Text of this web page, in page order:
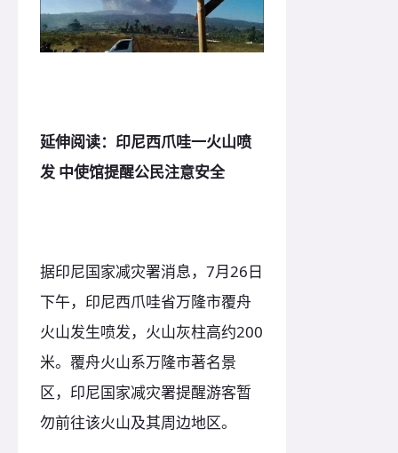
延伸阅读：印尼西爪哇一火山喷
发 中使馆提醒公民注意安全
据印尼国家减灾署消息，7月26日
下午，印尼西爪哇省万隆市覆舟
火山发生喷发，火山灰柱高约200
米。覆舟火山系万隆市著名景
区，印尼国家减灾署提醒游客暂
勿前往该火山及其周边地区。